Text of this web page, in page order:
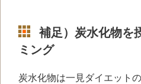
補足）炭水化物を
ミング
炭水化物は一見ダイエット